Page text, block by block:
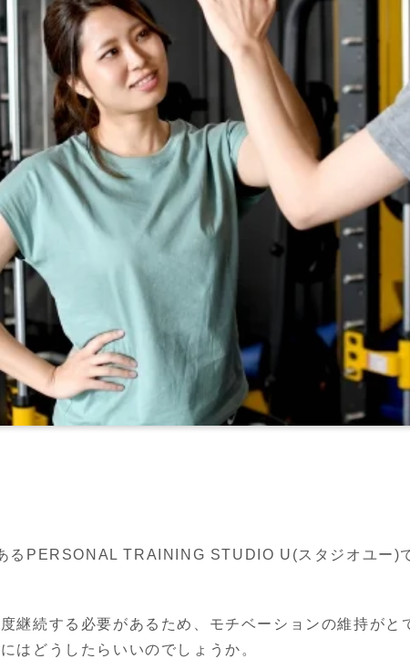
るPERSONAL TRAINING STUDIO U(スタジオユー)
継続する必要があるため、モチベーションの維持がと
はどうしたらいいのでしょうか。